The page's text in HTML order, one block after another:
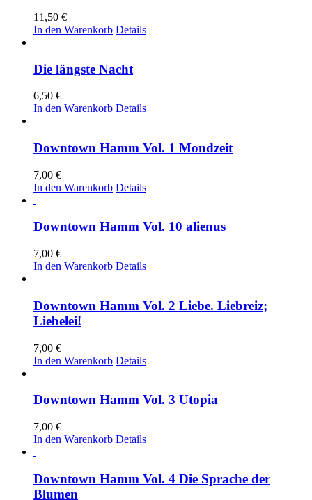
11,50 €
In den Warenkorb Details
Die längste Nacht
6,50 €
In den Warenkorb Details
Downtown Hamm Vol. 1 Mondzeit
7,00 €
In den Warenkorb Details
Downtown Hamm Vol. 10 alienus
7,00 €
In den Warenkorb Details
Downtown Hamm Vol. 2 Liebe. Liebreiz;
Liebelei!
7,00 €
In den Warenkorb Details
Downtown Hamm Vol. 3 Utopia
7,00 €
In den Warenkorb Details
Downtown Hamm Vol. 4 Die Sprache der
Blumen